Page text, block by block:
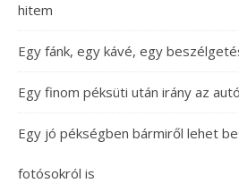
hitem
Egy fánk, egy kávé, egy
Egy finom péksüti után irány az
Egy jó pékségben bármiről lehet
fotósokról is